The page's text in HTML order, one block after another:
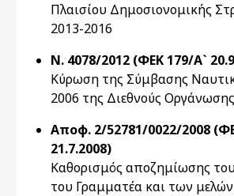
Πλαισίου Δημοσιονομικής
2013-2016
Ν. 4078/2012 (ΦΕΚ 179/Α`
Κύρωση της Σύμβασης
2006 της Διεθνούς
Αποφ. 2/52781/0022/2008
21.7.2008)
Καθορισμός αποζημίωσης
του Γραμματέα και των